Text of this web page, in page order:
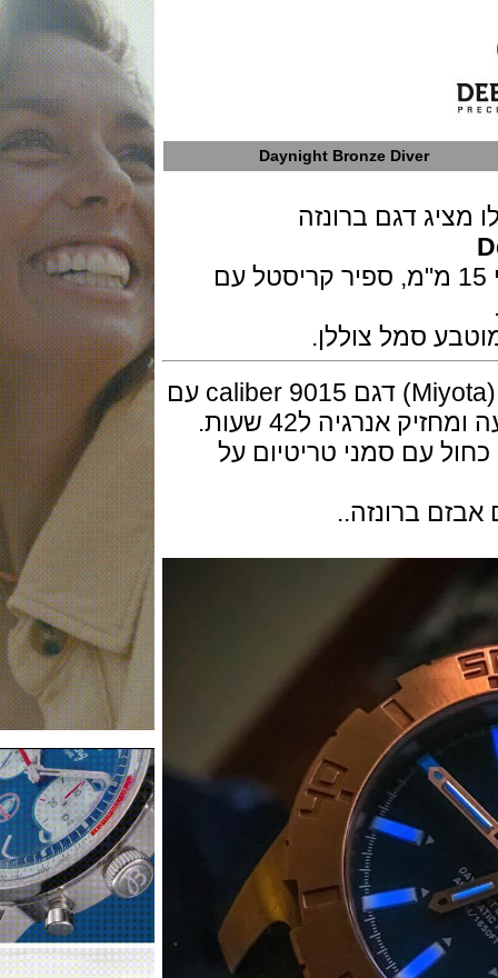
Daynight Bronze Diver
דגם ברונזה
השעון בנוי ברונזה ב 45 מ"מ ועובי 15 מ"מ, ספיר קריסטל עם
המנגנון מכני אוטומטי יפני של מיוטה (Miyota) דגם caliber 9015 עם
עם סמני טריטיום על